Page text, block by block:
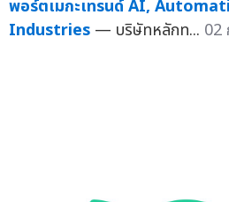
พอร์ตเมกะเทรนด์ AI,
Industries — บริษัทหลักท... 02